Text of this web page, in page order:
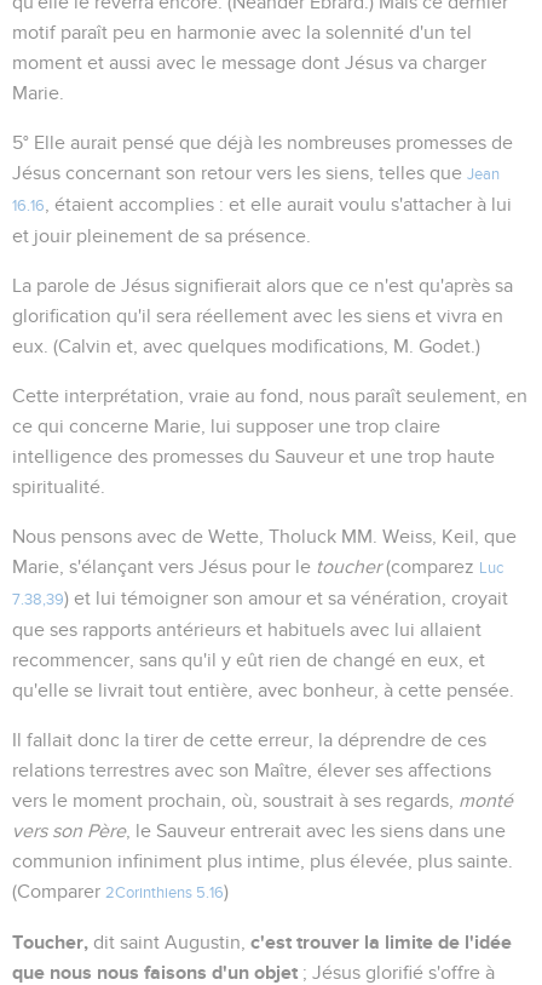
motif paraît peu en harmonie avec la solennité d'un tel
moment et aussi avec le message dont Jésus va charger
Marie.
5° Elle aurait pensé que déjà les nombreuses promesses de
Jésus concernant son retour vers les siens, telles que Jean
16.16
, étaient accomplies : et elle aurait voulu s'attacher à lui
et jouir pleinement de sa présence.
La parole de Jésus signifierait alors que ce n'est qu'après sa
glorification qu'il sera réellement avec les siens et vivra en
eux. (Calvin et, avec quelques modifications, M. Godet.)
Cette interprétation, vraie au fond, nous paraît seulement, en
ce qui concerne Marie, lui supposer une trop claire
intelligence des promesses du Sauveur et une trop haute
spiritualité.
Nous pensons avec de Wette, Tholuck MM. Weiss, Keil, que
Marie, s'élançant vers Jésus pour le toucher(comparez
Luc
7.38,39) et lui témoigner son amour et sa vénération, croyait
que ses rapports antérieurs et habituels avec lui allaient
recommencer, sans qu'il y eût rien de changé en eux, et
qu'elle se livrait tout entière, avec bonheur, à cette pensée.
Il fallait donc la tirer de cette erreur, la déprendre de ces
relations terrestres avec son Maître, élever ses affections
vers le moment prochain, où, soustrait à ses regards, monté
vers son Père, le Sauveur entrerait avec les siens dans une
communion infiniment plus intime, plus élevée, plus sainte.
(Comparer 2Corinthiens 5.16)
Toucher, dit saint Augustin, c'est trouver la limite de l'idée
que nous nous faisons d'un objet ; Jésus glorifié s'offre à